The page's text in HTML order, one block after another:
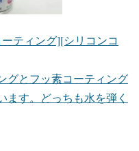
ティング][シリコンコ
グとフッ素コーティング
ます。どっちも水を弾く